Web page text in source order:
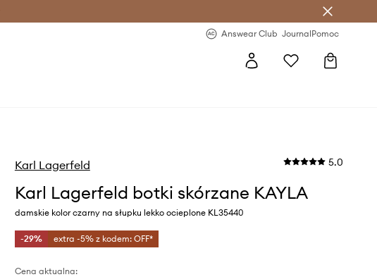
Answear Club JournalPomoc
Karl Lagerfeld 5.0
Karl Lagerfeld botki skórzane KAYLA
damskie kolor czarny na słupku lekko ocieplone KL35440
-29% extra -5% z kodem: OFF*
Cena aktualna: